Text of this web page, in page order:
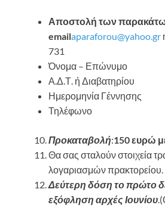
Αποστολή των παρακάτω
emailaparaforou@yahoo.gr
731
Όνομα – Επώνυμο
Α.Δ.Τ. ή Διαβατηρίου
Ημερομηνία Γέννησης
Τηλέφωνο
Προκαταβολή:150 ευρώ
Θα σας σταλούν στοιχεία
λογαριασμών πρακτορείου.
Δεύτερη δόση το πρώτο
εξόφληση αρχές Ιουνίου